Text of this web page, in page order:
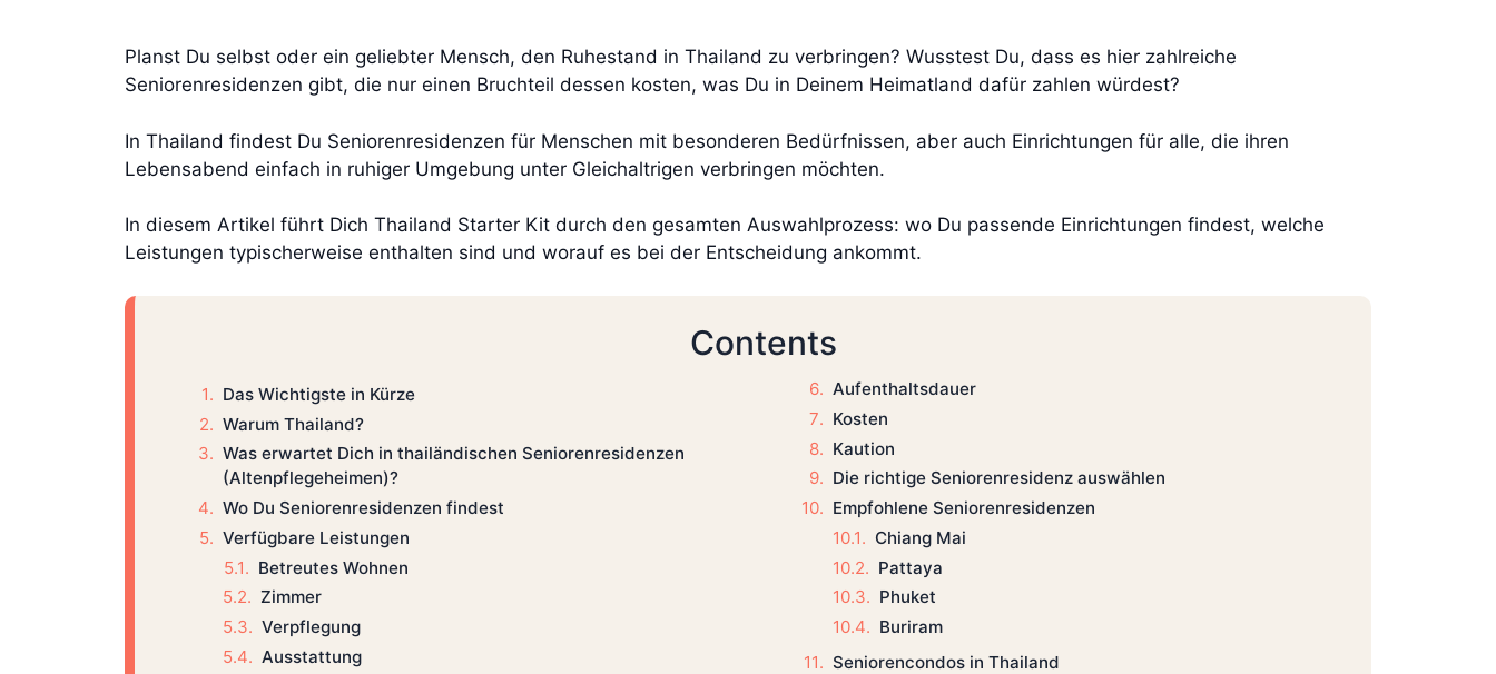
Planst Du selbst oder ein geliebter Mensch, den Ruhestand in Thailand zu verbringen? Wusstest Du, dass es hier zahlreiche
Seniorenresidenzen gibt, die nur einen Bruchteil dessen kosten, was Du in Deinem Heimatland dafür zahlen würdest?
In Thailand findest Du Seniorenresidenzen für Menschen mit besonderen Bedürfnissen, aber auch Einrichtungen für alle, die ihren
Lebensabend einfach in ruhiger Umgebung unter Gleichaltrigen verbringen möchten.
In diesem Artikel führt Dich Thailand Starter Kit durch den gesamten Auswahlprozess: wo Du passende Einrichtungen findest, welche
Leistungen typischerweise enthalten sind und worauf es bei der Entscheidung ankommt.
Contents
Das Wichtigste in Kürze
Warum Thailand?
Was erwartet Dich in thailändischen Seniorenresidenzen
(Altenpflegeheimen)?
Wo Du Seniorenresidenzen findest
Verfügbare Leistungen
Betreutes Wohnen
Zimmer
Verpflegung
Ausstattung
Aufenthaltsdauer
Kosten
Kaution
Die richtige Seniorenresidenz auswählen
Empfohlene Seniorenresidenzen
Chiang Mai
Pattaya
Phuket
Buriram
Seniorencondos in Thailand